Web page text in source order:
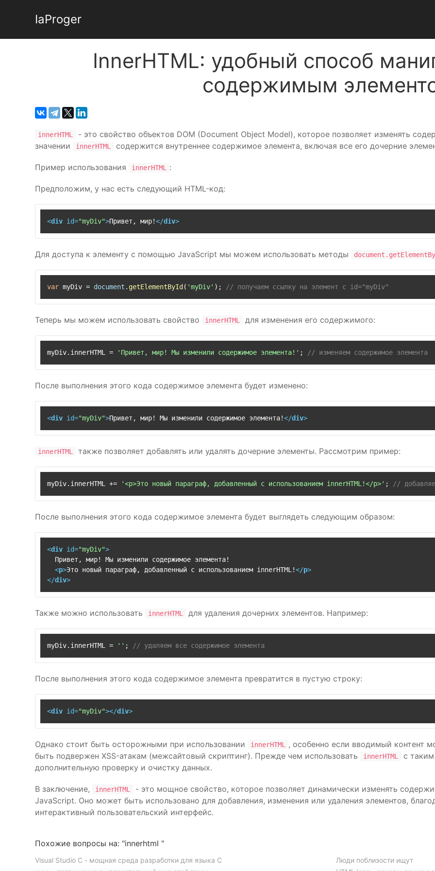
IaProger
InnerHTML: удобный способ
содержимым
innerHTML
- это свойство объектов DOM (Document Object Model), которое позволяет изменять
значении
innerHTML содержится внутреннее содержимое элемента, включая все его дочерние
Пример использования innerHTML :
Предположим, у нас есть следующий HTML-код:
<div id="myDiv">Привет, мир!</div>
Для доступа к элементу с помощью JavaScript мы можем использовать методы
var myDiv = document . getElementById ( 'myDiv' ); // получаем ссылку на элемент с id="myDiv"
Теперь мы можем использовать свойство innerHTML для изменения его содержимого:
myDiv. innerHTML = 'Привет, мир! Мы изменили содержимое элемента!' ; // изменяем содержимое элемента
После выполнения этого кода содержимое элемента будет изменено:
<div id="myDiv">Привет, мир! Мы изменили содержимое элемента!</div>
innerHTML также позволяет добавлять или удалять дочерние элементы. Рассмотрим пример:
myDiv. innerHTML += '<p>Это новый параграф, добавленный с использованием innerHTML!</p>' ; //
После выполнения этого кода содержимое элемента будет выглядеть следующим образом:
<div id="myDiv">
  Привет, мир! Мы изменили содержимое элемента!
<p>Это новый параграф, добавленный с использованием innerHTML!</p>
</div>
Также можно использовать innerHTML для удаления дочерних элементов. Например:
myDiv. innerHTML = '' ; // удаляем все содержимое элемента
После выполнения этого кода содержимое элемента превратится в пустую строку:
<div id="myDiv"></div>
Однако стоит быть осторожными при использовании innerHTML
, особенно если вводимый контент
быть подвержен XSS-атакам (межсайтовый скриптинг). Прежде чем использовать
innerHTML
с
дополнительную проверку и очистку данных.
В заключение, innerHTML
- это мощное свойство, которое позволяет динамически изменять
JavaScript. Оно может быть использовано для добавления, изменения или удаления элементов,
интерактивный пользовательский интерфейс.
Похожие вопросы на: "innerhtml "
Visual Studio C - мощная среда разработки для языка C
Люди поблизости ищут